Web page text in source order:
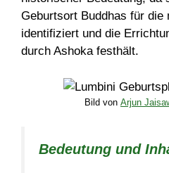
Geburtsort Buddhas für die
identifiziert und die
durch Ashoka festhält.
Bild von Arjun
Bedeutung und